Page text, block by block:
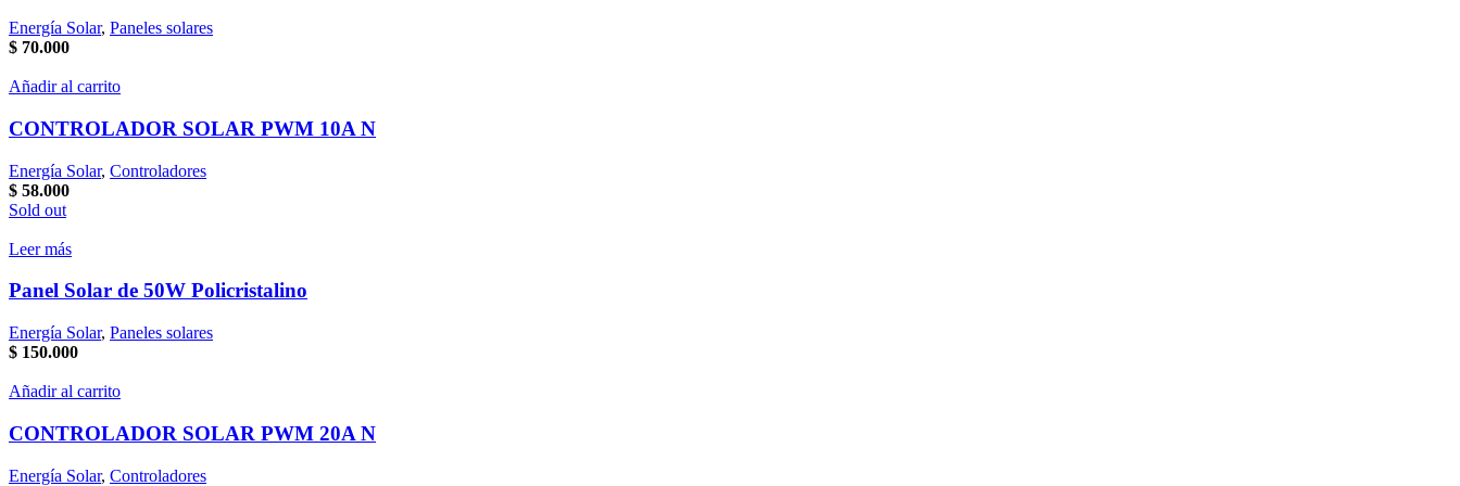
Energía Solar, Paneles solares
$ 70.000
Añadir al carrito
CONTROLADOR SOLAR PWM 10A N
Energía Solar, Controladores
$ 58.000
Sold out
Leer más
Panel Solar de 50W Policristalino
Energía Solar, Paneles solares
$ 150.000
Añadir al carrito
CONTROLADOR SOLAR PWM 20A N
Energía Solar, Controladores